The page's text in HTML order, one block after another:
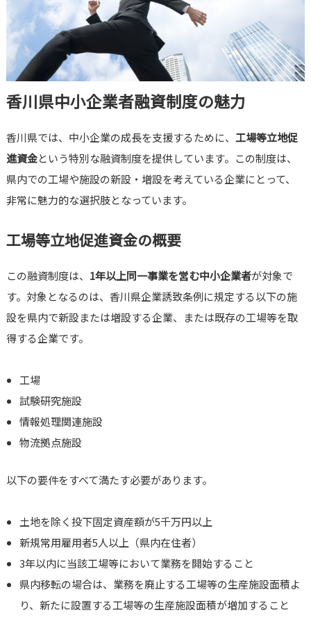
香川県中小企業者融資制度の魅力
香川県では、中小企業の成長を支援するために、 工場等立地促
進資金という特別な融資制度を提供しています。この制度は、
県内での工場や施設の新設・増設を考えている企業にとって、
非常に魅力的な選択肢となっています。
工場等立地促進資金の概要
この融資制度は、 1年以上同一事業を営む中小企業者が対象で
す。対象となるのは、香川県企業誘致条例に規定する以下の施
設を県内で新設または増設する企業、または既存の工場等を取
得する企業です。
工場
試験研究施設
情報処理関連施設
物流拠点施設
以下の要件をすべて満たす必要があります。
土地を除く投下固定資産額が5千万円以上
新規常用雇用者5人以上（県内在住者）
3年以内に当該工場等において業務を開始すること
県内移転の場合は、業務を廃止する工場等の生産施設面積よ
り、新たに設置する工場等の生産施設面積が増加すること